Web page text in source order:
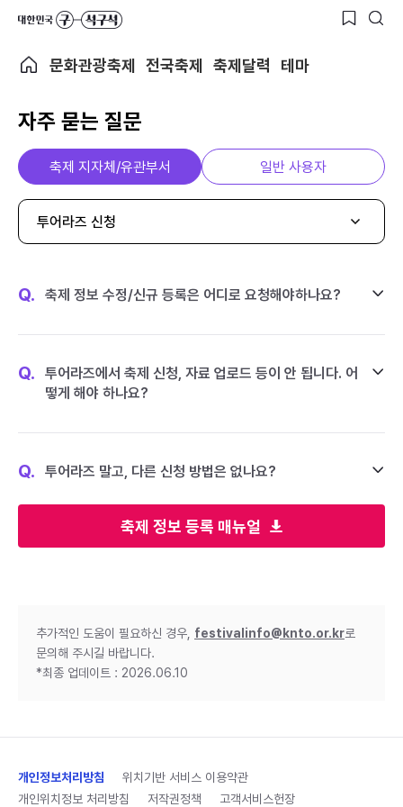
문화관광축제 전국축제 축제달력 테마
자주 묻는 질문
축제 정보 등록 매뉴얼
축제 지자체/유관부서 일반 사용자
투어라즈 신청
Q. 축제 정보 수정/신규 등록은 어디로 요청해야하나요?
Q.
투어라즈에서 축제 신청, 자료 업로드 등이 안 됩니다. 어
떻게 해야 하나요?
Q. 투어라즈 말고, 다른 신청 방법은 없나요?
추가적인 도움이 필요하신 경우, festivalinfo@knto.or.kr로
문의해 주시길 바랍니다.
*최종 업데이트 : 2026.06.10
개인정보처리방침
위치기반 서비스 이용약관
개인위치정보 처리방침
저작권정책 고객서비스헌장